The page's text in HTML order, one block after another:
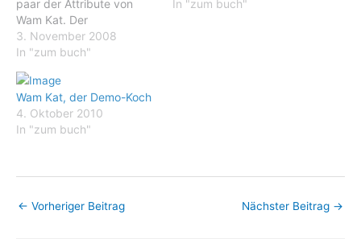
paar der Attribute von
Wam Kat. Der
Niederländer ist überall
dort politisch und
Menschen gegen Krieg
und
Umweltverschmutzung
oder für die
70er-Jahre sorgt Wam Kat
„Rampenlan“ für das
3. November 2008
In "zum buch"
In "zum buch"
Wam Kat, der Demo-Koch
4. Oktober 2010
In "zum buch"
← Vorheriger Beitrag Nächster Beitrag →